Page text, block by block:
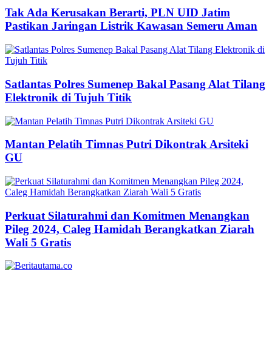
Tak Ada Kerusakan Berarti, PLN UID Jatim
Pastikan Jaringan Listrik Kawasan Semeru Aman
Satlantas Polres Sumenep Bakal Pasang Alat Tilang
Elektronik di Tujuh Titik
Mantan Pelatih Timnas Putri Dikontrak Arsiteki
GU
Perkuat Silaturahmi dan Komitmen Menangkan
Pileg 2024, Caleg Hamidah Berangkatkan Ziarah
Wali 5 Gratis